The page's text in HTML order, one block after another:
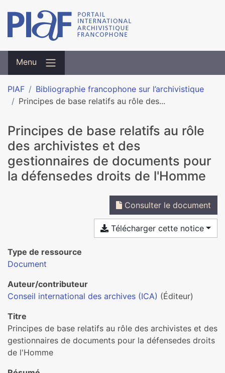
Menu
PIAF
Bibliographie francophone sur l’archivistique
Principes de base relatifs au rôle des...
Principes de base relatifs au rôle
des archivistes et des
gestionnaires de documents pour
la défensedes droits de l'Homme
Consulter le document
Télécharger cette notice
Type de ressource
Document
Auteur/contributeur
Conseil international des archives (ICA) (Éditeur)
Titre
Principes de base relatifs au rôle des archivistes et des
gestionnaires de documents pour la défensedes droits
de l'Homme